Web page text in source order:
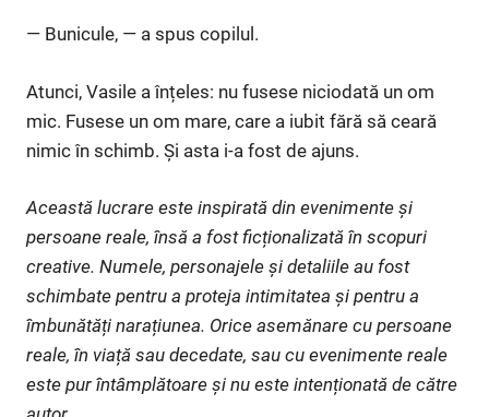
— Bunicule, — a spus copilul.
Atunci, Vasile a înțeles: nu fusese niciodată un om
mic. Fusese un om mare, care a iubit fără să ceară
nimic în schimb. Și asta i-a fost de ajuns.
Această lucrare este inspirată din evenimente și
persoane reale, însă a fost ficționalizată în scopuri
creative. Numele, personajele și detaliile au fost
schimbate pentru a proteja intimitatea și pentru a
îmbunătăți narațiunea. Orice asemănare cu persoane
reale, în viață sau decedate, sau cu evenimente reale
este pur întâmplătoare și nu este intenționată de către